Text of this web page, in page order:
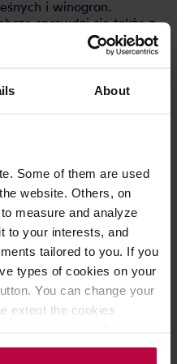
About
Some of them are used
website. Others, on
measure and analyze
to your interests, and
tailored to you. If you
types of cookies on your
You can change your
extent the cookies
S.A., ul.
i winogron.
sprawdzi się także z
w kawiarce, ekspresie i
miejscu.